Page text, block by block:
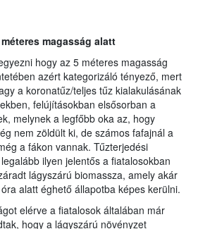
magasság alatt
hogy az 5 méteres magasság
azért kategorizáló tényező, mert
a koronatűz/teljes tűz kialakulásának
felújításokban elsősorban a
melynek a legfőbb oka az, hogy
nem zöldült ki, de számos fafajnál a
a fákon vannak. Tűzterjedési
ilyen jelentős a fiatalosokban
lágyszárú biomassza, amely akár
alatt éghető állapotba képes kerülni.
elérve a fiatalosok általában már
hogy a lágyszárú növényzet